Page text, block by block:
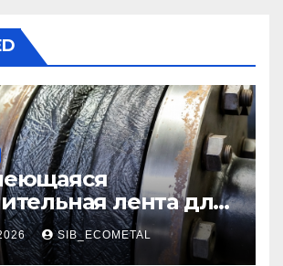
лента для
фланцевых
SIB_ECOMETAL